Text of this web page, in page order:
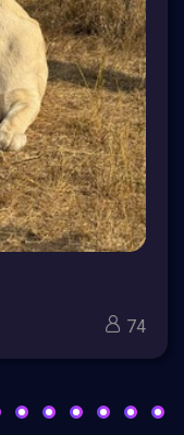
74